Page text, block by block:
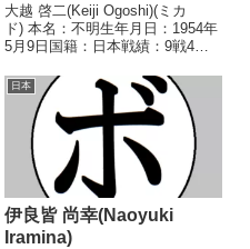
大越 啓二(Keiji Ogoshi)(ミカ
ド) 本名：不明生年月日：1954年
5月9日国籍：日本戦績：9戦4勝
し 【戦歴】1973/09/22
○1RKO 足立 茂義(本
多)1973/11/13 ●4...
日本
伊良皆 尚幸(Naoyuki
Iramina)